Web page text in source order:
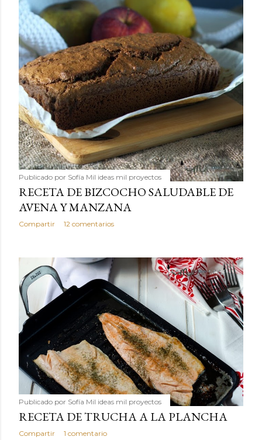
Publicado por Sofía Mil ideas mil proyectos
RECETA DE BIZCOCHO SALUDABLE DE
AVENA Y MANZANA
Compartir 12 comentarios
Publicado por Sofía Mil ideas mil proyectos
RECETA DE TRUCHA A LA PLANCHA
Compartir 1 comentario